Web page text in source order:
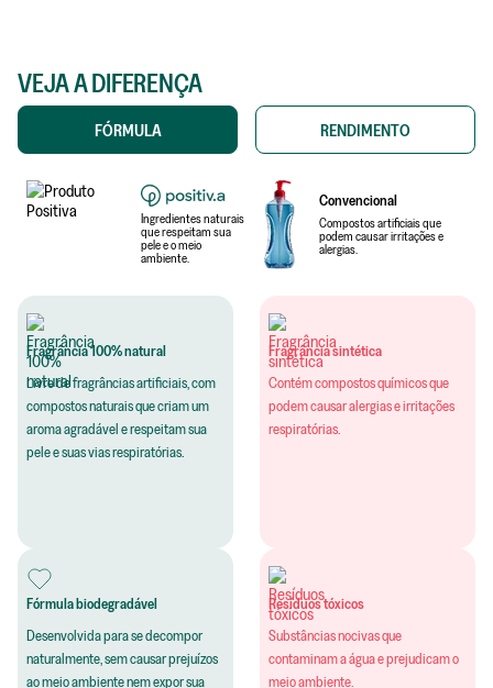
VEJA A DIFERENÇA
FÓRMULA RENDIMENTO
Ingredientes naturais
que respeitam sua
pele e o meio
ambiente.
Convencional
Compostos artificiais que
podem causar irritações e
alergias.
Fragrância 100% natural
Livre de fragrâncias artificiais, com
compostos naturais que criam um
aroma agradável e respeitam sua
pele e suas vias respiratórias.
Fórmula biodegradável
Desenvolvida para se decompor
naturalmente, sem causar prejuízos
ao meio ambiente nem expor sua
Fragrância sintética
Contém compostos químicos que
podem causar alergias e irritações
respiratórias.
Resíduos tóxicos
Substâncias nocivas que
contaminam a água e prejudicam o
meio ambiente.